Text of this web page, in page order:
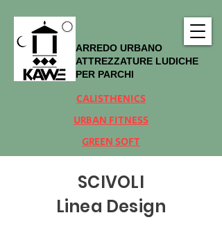
ARREDO URBANO
ATTREZZATURE LUDICHE
PER PARCHI
CALISTHENICS
URBAN FITNESS
GREEN SOFT
SCIVOLI
Linea Design